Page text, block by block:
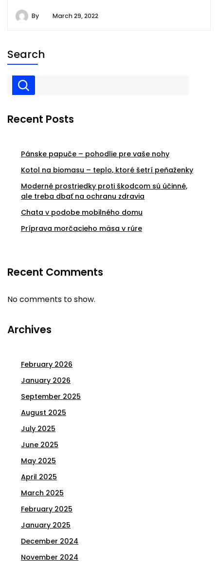
By March 29, 2022
Search
Recent Posts
Pánske papuče – pohodlie pre vaše nohy
Kotol na biomasu – teplo, ktoré šetrí peňaženky
Moderné prostriedky proti škodcom sú účinné,
ale treba dbať na ochranu zdravia
Chata v podobe mobilného domu
Príprava morčacieho mäsa v rúre
Recent Comments
No comments to show.
Archives
February 2026
January 2026
September 2025
August 2025
July 2025
June 2025
May 2025
April 2025
March 2025
February 2025
January 2025
December 2024
November 2024